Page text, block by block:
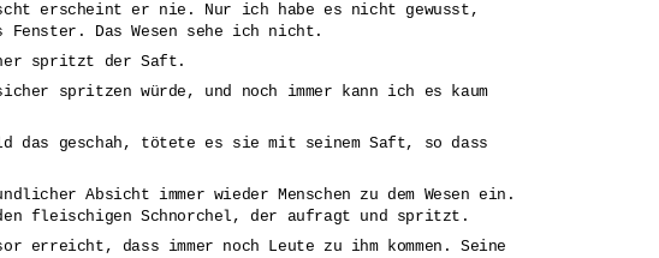
erscheint er nie. Nur ich habe es nicht gewusst,
Das Wesen sehe ich nicht.
spritzt der Saft.
spritzen würde, und noch immer kann ich es kaum
das geschah, tötete es sie mit seinem Saft, so dass
Absicht immer wieder Menschen zu dem Wesen ein.
den fleischigen Schnorchel, der aufragt und spritzt.
dass immer noch Leute zu ihm kommen. Seine